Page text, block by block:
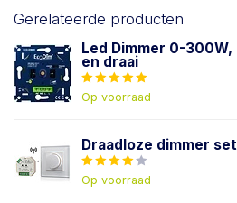
Gerelateerde producten
Led Dimmer 0-300W,
en draai
Op voorraad
Draadloze dimmer set
Op voorraad